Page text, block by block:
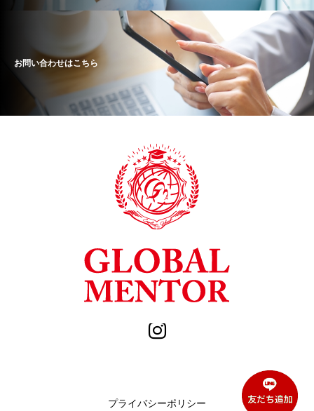
お問い合わせはこちら
プライバシーポリシー